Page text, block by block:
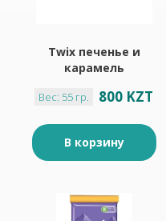
Twix печенье и
карамель
батончик 55гр
Вес: 55 гр. 800 KZT
В корзину